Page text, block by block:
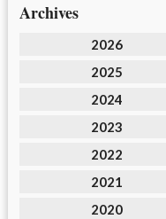
Archives
2026
2025
2024
2023
2022
2021
2020